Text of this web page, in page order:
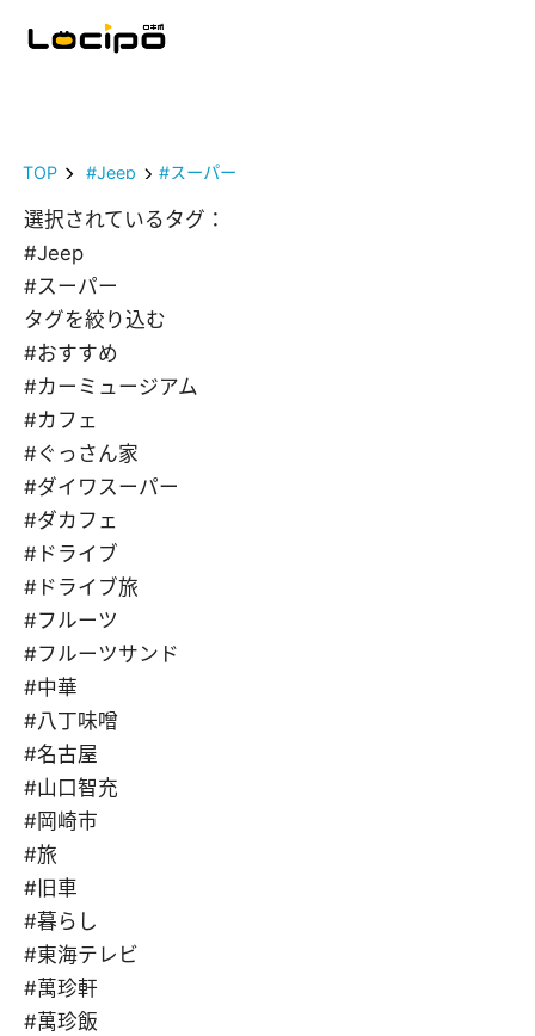
TOP #Jeep #スーパー
選択されているタグ：
#Jeep
#スーパー
タグを絞り込む
#おすすめ
#カーミュージアム
#カフェ
#ぐっさん家
#ダイワスーパー
#ダカフェ
#ドライブ
#ドライブ旅
#フルーツ
#フルーツサンド
#中華
#八丁味噌
#名古屋
#山口智充
#岡崎市
#旅
#旧車
#暮らし
#東海テレビ
#萬珍軒
#萬珍飯